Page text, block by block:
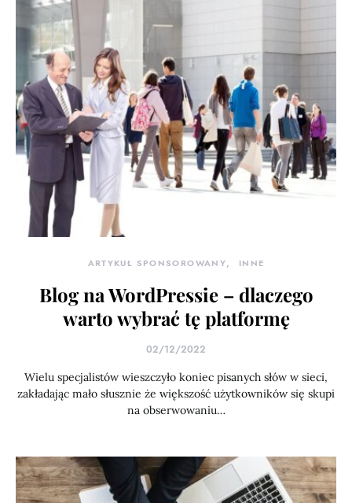
ARTYKUŁ SPONSOROWANY INNE
Blog na WordPressie – dlaczego
warto wybrać tę platformę
02/12/2022
Wielu specjalistów wieszczyło koniec pisanych słów w sieci,
zakładając mało słusznie że większość użytkowników się skupi
na obserwowaniu…